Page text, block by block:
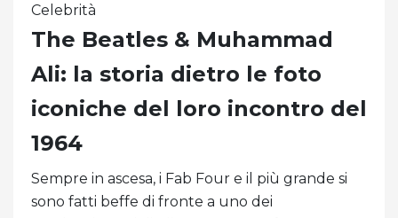
Celebrità
The Beatles & Muhammad
Ali: la storia dietro le foto
iconiche del loro incontro del
1964
Sempre in ascesa, i Fab Four e il più grande si
sono fatti beffe di fronte a uno dei